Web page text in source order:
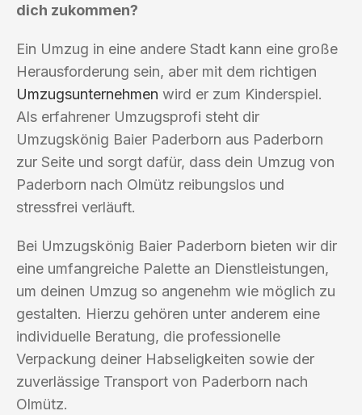
dich zukommen?
Ein Umzug in eine andere Stadt kann eine große
Herausforderung sein, aber mit dem richtigen
Umzugsunternehmen wird er zum Kinderspiel.
Als erfahrener Umzugsprofi steht dir
Umzugskönig Baier Paderborn aus Paderborn
zur Seite und sorgt dafür, dass dein Umzug von
Paderborn nach Olmütz reibungslos und
stressfrei verläuft.
Bei Umzugskönig Baier Paderborn bieten wir dir
eine umfangreiche Palette an Dienstleistungen,
um deinen Umzug so angenehm wie möglich zu
gestalten. Hierzu gehören unter anderem eine
individuelle Beratung, die professionelle
Verpackung deiner Habseligkeiten sowie der
zuverlässige Transport von Paderborn nach
Olmütz.